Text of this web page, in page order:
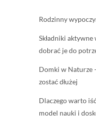
Rodzinny
Składniki
dobrać je do
Domki w Naturze
zostać dłużej
Dlaczego warto
model nauki i